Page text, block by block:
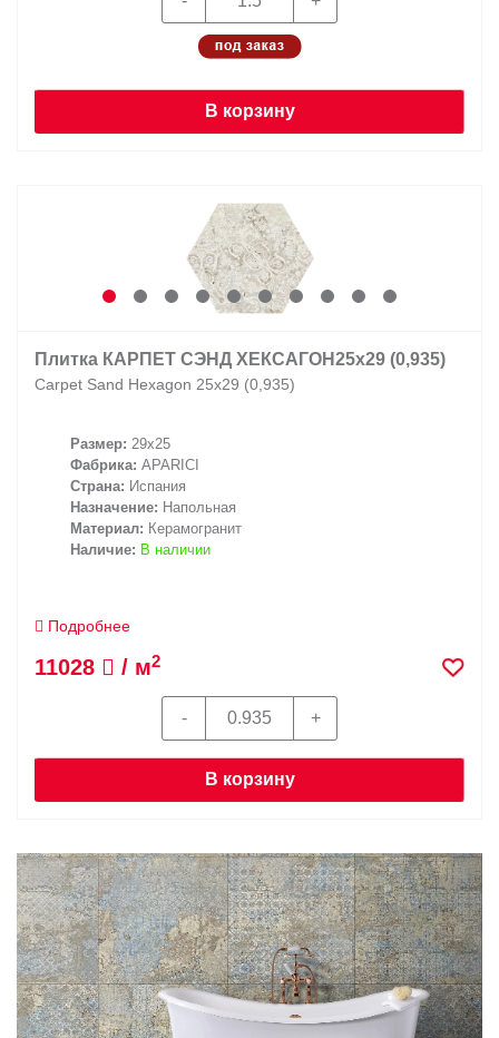
В корзину
Плитка КАРПЕТ СЭНД ХЕКСАГОН25х29 (0,935)
Carpet Sand Hexagon 25х29 (0,935)
Размер: 29x25
Фабрика: APARICI
Страна: Испания
Назначение: Напольная
Материал: Керамогранит
Наличие: В наличии
Подробнее
11028 / м2
В корзину